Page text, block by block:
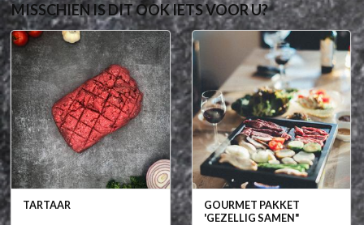
MISSCHIEN IS DIT OOK IETS VOOR U?
TARTAAR
GOURMET PAKKET
'GEZELLIG SAMEN"